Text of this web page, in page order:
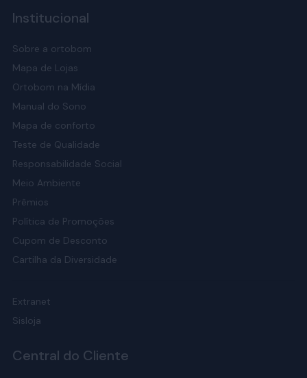
Institucional
Sobre a ortobom
Mapa de Lojas
Ortobom na Mídia
Manual do Sono
Mapa de conforto
Teste de Qualidade
Responsabilidade Social
Meio Ambiente
Prêmios
Política de Promoções
Cupom de Desconto
Cartilha da Diversidade
Extranet
Sisloja
Central do Cliente